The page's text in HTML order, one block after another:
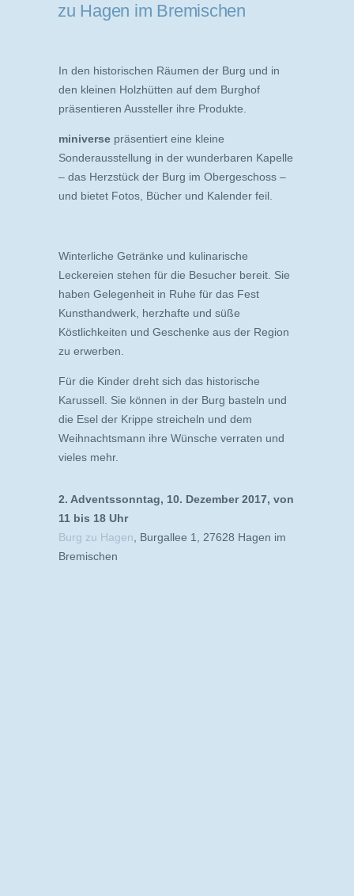
zu Hagen im Bremischen
In den historischen Räumen der Burg und in
den kleinen Holzhütten auf dem Burghof
präsentieren Aussteller ihre Produkte.
miniverse präsentiert eine kleine
Sonderausstellung in der wunderbaren Kapelle
– das Herzstück der Burg im Obergeschoss –
und bietet Fotos, Bücher und Kalender feil.
Winterliche Getränke und kulinarische
Leckereien stehen für die Besucher bereit. Sie
haben Gelegenheit in Ruhe für das Fest
Kunsthandwerk, herzhafte und süße
Köstlichkeiten und Geschenke aus der Region
zu erwerben.
Für die Kinder dreht sich das historische
Karussell. Sie können in der Burg basteln und
die Esel der Krippe streicheln und dem
Weihnachtsmann ihre Wünsche verraten und
vieles mehr.
2. Adventssonntag, 10. Dezember 2017, von
11 bis 18 Uhr
Burg zu Hagen, Burgallee 1, 27628 Hagen im
Bremischen